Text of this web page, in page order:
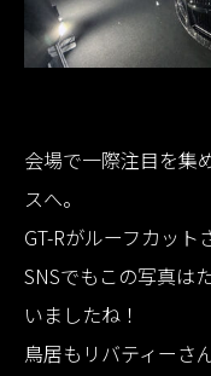
会場で一際注目を集
スへ。
GT-Rがルーフカッ
SNSでもこの写真は
いましたね！
鳥居もリバティーさ